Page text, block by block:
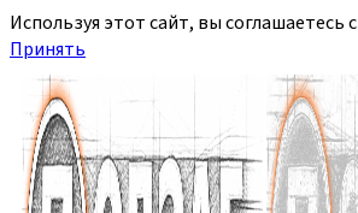
Используя этот сайт, вы соглашаетесь с
Принять